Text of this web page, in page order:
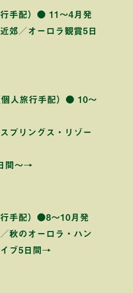
手配）● 11〜4月発
郊／オーロラ観賞5日
人旅行手配）● 10〜
プリングス・リゾー
間〜→
手配）●8〜10月発
秋のオーロラ・ハン
ブ5日間→